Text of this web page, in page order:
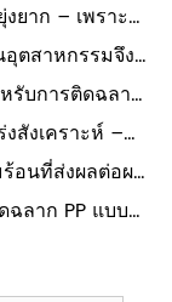
ยาก – เพราะ
รพิมพ์!
ตสาหกรรมจึง
แบบใช้ความ
รับการติดฉลาก
สังเคราะห์ –
แวดล้อมก็มาถึง
อนที่ส่งผลต่อผล
ลาก PP แบบ